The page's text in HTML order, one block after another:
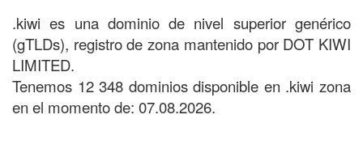
.kiwi es una dominio de nivel superior genérico
(gTLDs), registro de zona mantenido por DOT KIWI
LIMITED.
Tenemos 12 348 dominios disponible en .kiwi zona
en el momento de: 07.08.2026.